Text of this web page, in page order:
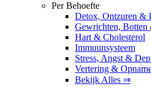
Per Behoefte
Detox, Ontzuren &
Gewrichten, Botten
Hart & Cholesterol
Immuunsysteem
Stress, Angst &
Vertering &
Bekijk Alles ⇒